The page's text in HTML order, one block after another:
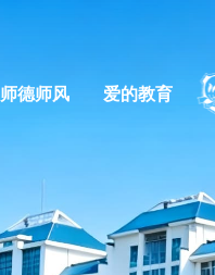
师德师风 爱的教育